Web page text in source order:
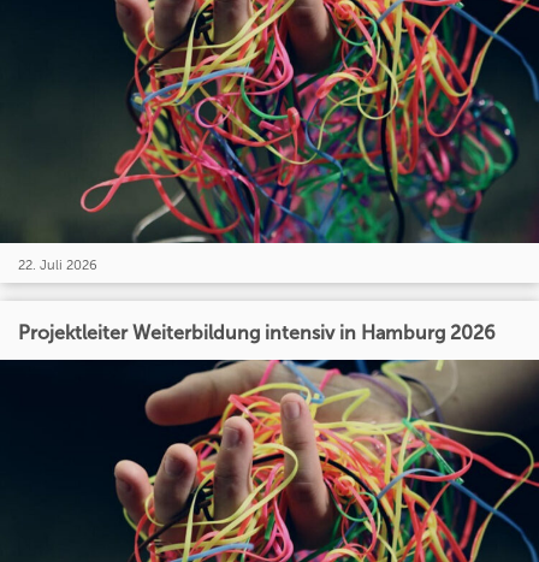
22. Juli 2026
Projektleiter Weiterbildung intensiv in Hamburg 2026